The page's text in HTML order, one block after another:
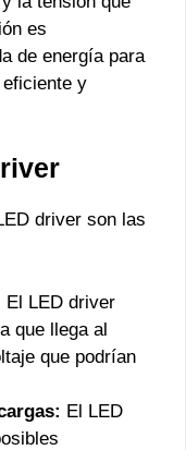
es
de energía para
y
driver son las
El LED driver
que llega al
que podrían
El LED